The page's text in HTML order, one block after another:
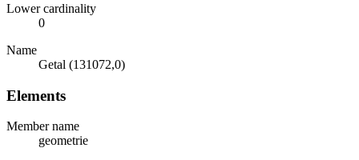
Lower cardinality
0
Name
Getal (131072,0)
Elements
Member name
geometrie